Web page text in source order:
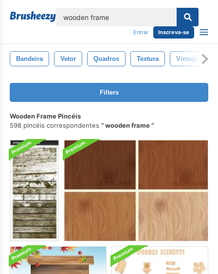
Entrar Inscreva-se
Bandeira Vetor Quadros Textura Vintage
Filters
Wooden Frame Pincéis
598 pincéis correspondentes
wooden frame